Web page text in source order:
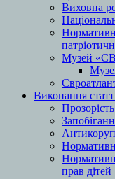
Виховна
Музей
Виконання
прав дітей